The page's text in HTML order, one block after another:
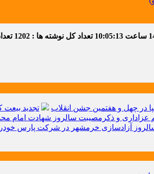
ساعت 10:05:14 تعداد کل نوشته ها : 1202
در چهل و هفتمین جشن انقلاب تجدید بیعت
عزاداری و ذکرمصیبت سالروز شهادت امام
آزادسازی خرمشهر در شرکت پارس